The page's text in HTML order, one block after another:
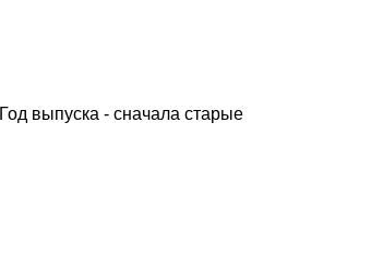
Год выпуска - сначала старые